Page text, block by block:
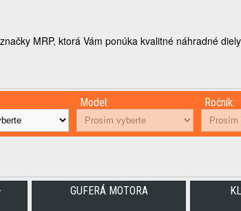
MRP, ktorá Vám ponúka kvalitné náhradné
Model: Ročník:
GUFERÁ MOTORA